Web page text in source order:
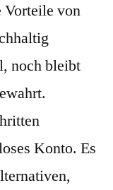
Vorteile von
noch bleibt
Konto. Es